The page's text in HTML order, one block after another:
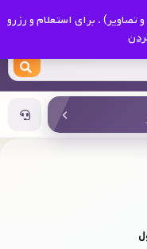
تصاویر) . برای استعلام و رزرو